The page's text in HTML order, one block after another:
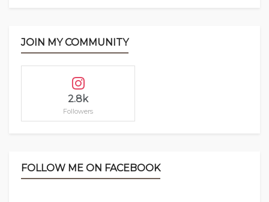
JOIN MY COMMUNITY
2.8k
Followers
FOLLOW ME ON FACEBOOK